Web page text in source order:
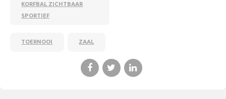
KORFBAL ZICHTBAAR
SPORTIEF
TOERNOOI ZAAL